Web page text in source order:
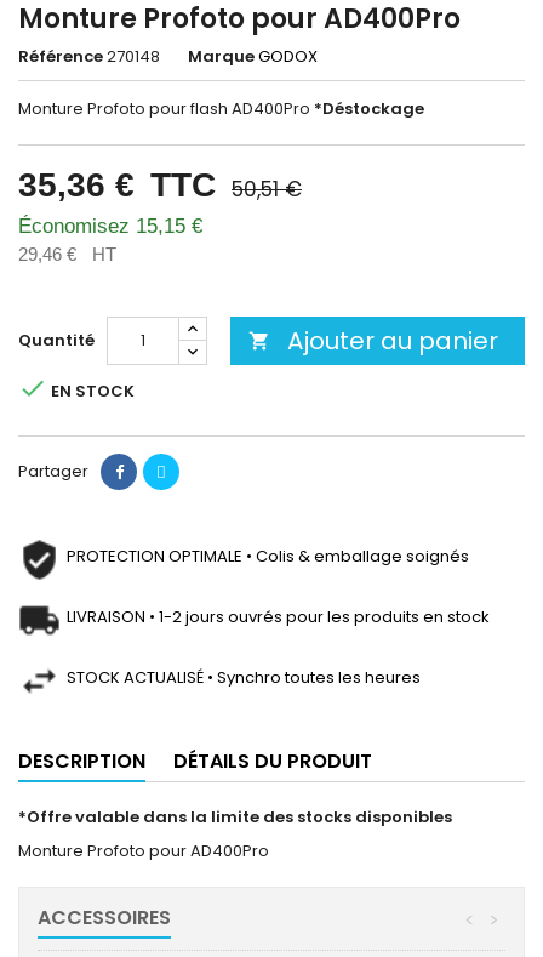
Monture Profoto pour AD400Pro
Référence270148 MarqueGODOX
Monture Profoto pour flash AD400Pro *Déstockage
35,36 € TTC 50,51 €
Économisez 15,15 €
29,46 € HT
Quantité  Ajouter au panier
 EN STOCK
Partager
PROTECTION OPTIMALE • Colis & emballage soignés
LIVRAISON • 1-2 jours ouvrés pour les produits en stock
STOCK ACTUALISÉ • Synchro toutes les heures
DESCRIPTION DÉTAILS DU PRODUIT
*Offre valable dans la limite des stocks disponibles
Monture Profoto pour AD400Pro
ACCESSOIRES >
<